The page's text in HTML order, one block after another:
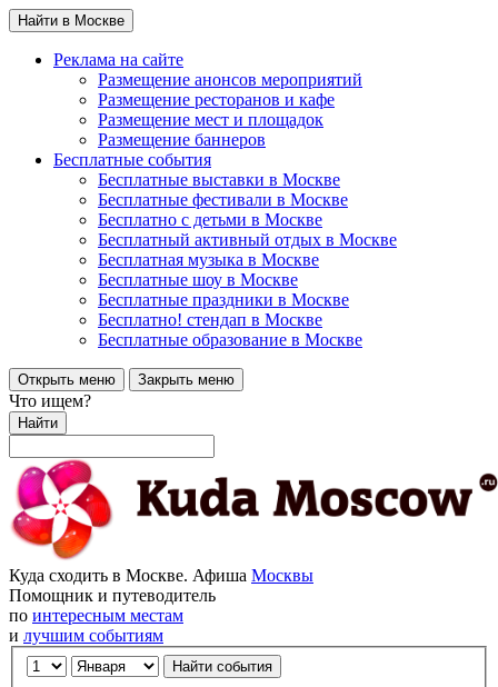
Найти в Москве
Реклама на сайте
Размещение анонсов мероприятий
Размещение ресторанов и кафе
Размещение мест и площадок
Размещение баннеров
Бесплатные события
Бесплатные выставки в Москве
Бесплатные фестивали в Москве
Бесплатно с детьми в Москве
Бесплатный активный отдых в Москве
Бесплатная музыка в Москве
Бесплатные шоу в Москве
Бесплатные праздники в Москве
Бесплатно! стендап в Москве
Бесплатные образование в Москве
Открыть меню Закрыть меню
Что ищем?
Найти
Куда сходить в Москве. Афиша Москвы
Помощник и путеводитель
по интересным местам
и лучшим событиям